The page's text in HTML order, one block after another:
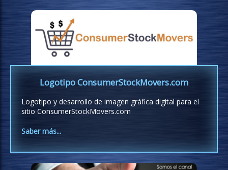
Logotipo ConsumerStockMovers.com
Logotipo y desarrollo de imagen gráfica digital para el
sitio ConsumerStockMovers.com
Saber más...